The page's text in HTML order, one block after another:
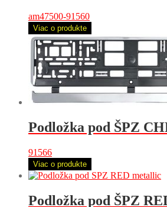
am47500-91560
Viac o produkte
Podložka pod ŠPZ
91566
Viac o produkte
Podložka pod ŠPZ